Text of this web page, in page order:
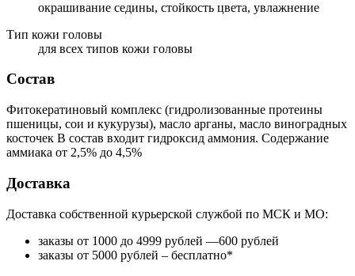
окрашивание седины, стойкость цвета, увлажнение
Тип кожи головы
для всех типов кожи головы
Состав
Фитокератиновый комплекс (гидролизованные протеины
пшеницы, сои и кукурузы), масло арганы, масло виноградных
косточек В состав входит гидроксид аммония. Содержание
аммиака от 2,5% до 4,5%
Доставка
Доставка собственной курьерской службой по МСК и МО:
заказы от 1000 до 4999 рублей —600 рублей
заказы от 5000 рублей – бесплатно*